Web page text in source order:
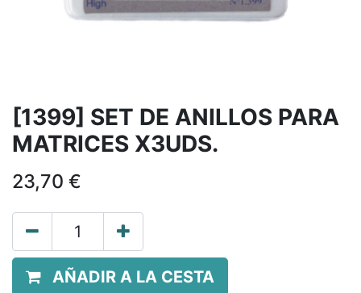
[1399] SET DE ANILLOS PARA
MATRICES X3UDS.
23,70 €
AÑADIR A LA CESTA